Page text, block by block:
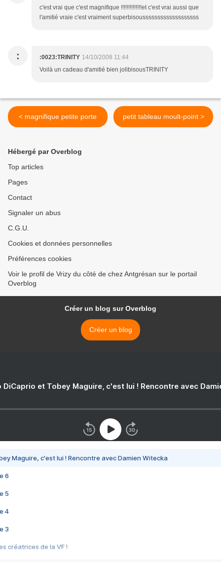
c'est vrai que c'est magnifique !!!!!!!!!!!!!!et c'est vrai aussi que
l'amitié vraie c'est vraiment superbisousssssssssssssssssss
: :0023:TRINITY 14/10/2008 11:44
Voilà un cadeau d'amitié bien jolibisousTRINITY
< magnifique petite porte petit tableau moult-point >
Hébergé par Overblog
Top articles
Pages
Contact
Signaler un abus
C.G.U.
Cookies et données personnelles
Préférences cookies
Voir le profil de Vrizy du côté de chez Antgrésan sur le portail
Overblog
Créer un blog sur Overblog
Créer un blog
DiCaprio et Tobey Maguire, c'est lui ! Rencontre avec
Maguire, c'est lui ! Rencontre avec Damien Witecka
6
5
4
3
créatrices de la VF !